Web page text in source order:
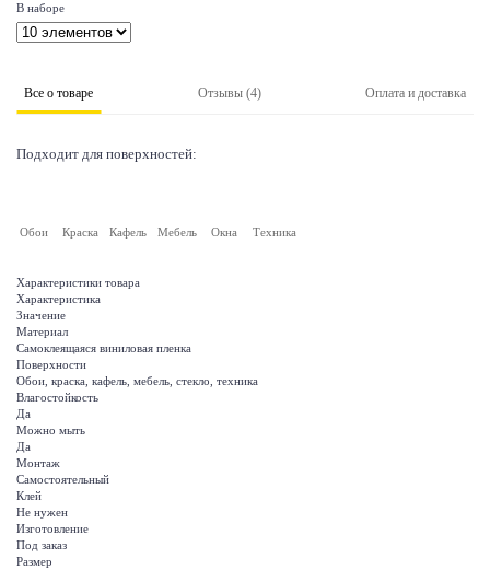
В наборе
Все о товаре Отзывы (4) Оплата и доставка
Подходит для поверхностей:
Обои Краска Кафель Мебель Окна Техника
Характеристики товара
Характеристика
Значение
Материал
Самоклеящаяся виниловая пленка
Поверхности
Обои, краска, кафель, мебель, стекло, техника
Влагостойкость
Да
Можно мыть
Да
Монтаж
Самостоятельный
Клей
Не нужен
Изготовление
Под заказ
Размер